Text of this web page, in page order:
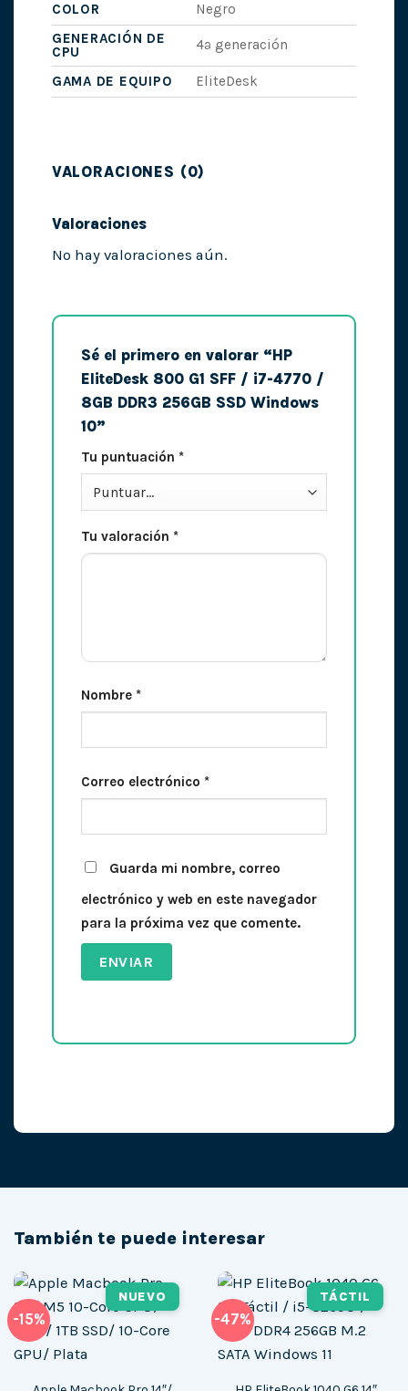
COLOR
Negro
GENERACIÓN DE
CPU
4ª generación
GAMA DE EQUIPO EliteDesk
VALORACIONES (0)
Valoraciones
No hay valoraciones aún.
Sé el primero en valorar “HP
EliteDesk 800 G1 SFF / i7-4770 /
8GB DDR3 256GB SSD Windows
10”
Tu puntuación *
Tu valoración *
Nombre *
Correo electrónico *
Guarda mi nombre, correo
electrónico y web en este navegador
para la próxima vez que comente.
También te puede interesar
-15%
NUEVO
-47%
TÁCTIL